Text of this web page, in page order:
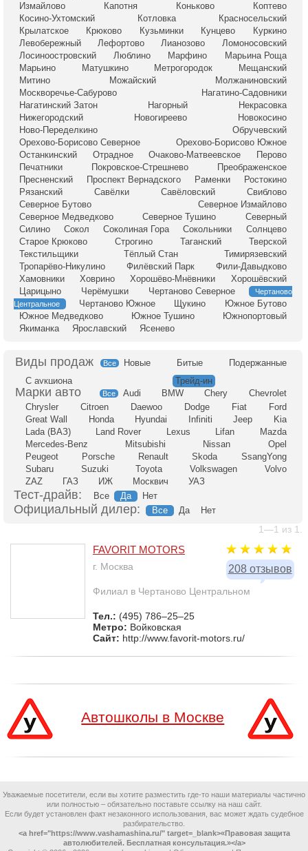
Измайлово
Капотня Коньково
Коптево
Косино-Ухтомский
Котловка
Красносельский
Крылатское
Крюково Кузьминки Кунцево
Куркино
Левобережный
Лефортово Лианозово
Ломоносовский
Лосиноостровский
Люблино Марфино
Марьина Роща
Марьино
Матушкино Метрогородок
Мещанский
Митино
Можайский
Молжаниновский
Москворечье-Сабурово
Нагатино-Садовники
Нагатинский Затон
Нагорный
Некрасовка
Нижегородский
Новогиреево
Новокосино
Ново-Переделкино
Обручевский
Орехово-Борисово Северное
Орехово-Борисово Южное
Останкинский
Отрадное Очаково-Матвеевское
Перово
Печатники
Покровское-Стрешнево
Преображенское
Пресненский
Проспект Вернадского Раменки
Ростокино
Рязанский
Савёлки Савёловский
Свиблово
Северное Бутово
Северное Измайлово
Северное Медведково
Северное Тушино
Северный
Силино
Сокол Соколиная Гора Сокольники
Солнцево
Старое Крюково
Строгино Таганский
Тверской
Текстильщики
Тёплый Стан
Тимирязевский
Тропарёво-Никулино
Филёвский Парк
Фили-Давыдково
Хамовники
Ховрино Хорошёво-Мнёвники
Хорошёвский
Царицыно
Черёмушки Чертаново Северное
Чертаново
Центральное
Чертаново Южное Щукино
Южное Бутово
Южное Медведково
Южное Тушино
Южнопортовый
Якиманка
Ярославский Ясенево
Все Новые Битые
Подержанные
С аукциона
Трейд-ин
Все Audi BMW Chery
Chevrolet
Chrysler
Citroen Daewoo Dodge Fiat
Ford
Great Wall
Honda Hyundai Infiniti Jeep
Kia
Lada (ВАЗ)
Land Rover Lexus Lifan
Mazda
Mercedes-Benz
Mitsubishi Nissan
Opel
Peugeot
Porsche Renault Skoda
SsangYong
Subaru
Suzuki Toyota Volkswagen
Volvo
ZAZ
ГАЗ ИЖ Москвич УАЗ
Тест-драйв: Все Да Нет
Официальный дилер: Все Да Нет
1—1 из 1.
208 отзывов
FAVORIT MOTORS
г. Москва
Филиал в Чертаново Центральном
Тел.: (495) 786–25–25
Метро: Войковская
Сайт: http://www.favorit-motors.ru/
Автошколы в Москве
Уважаемые посетители, если вы хотите разместить где-то наши материалы частично
или полностью – обязательно поставьте ссылку на наш сайт.
Если будет установлен факт незаконного использования, вас может ждать судебное
разбирательство.
<a href="https://www.vashamashina.ru/" target=_blank>«Правовая защита
автолюбителей. Бесплатная консультация.»</a>